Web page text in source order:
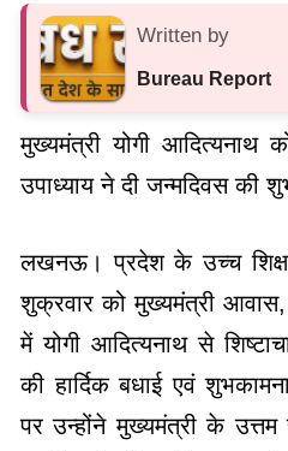
Written by
Bureau Report
मुख्यमंत्री योगी आदित्यनाथ
उपाध्याय ने दी जन्मदिवस की
लखनऊ। प्रदेश के उच्च शिक्षा
शुक्रवार को मुख्यमंत्री
में योगी आदित्यनाथ से
की हार्दिक बधाई एवं
पर उन्होंने मुख्यमंत्री के उत्तम